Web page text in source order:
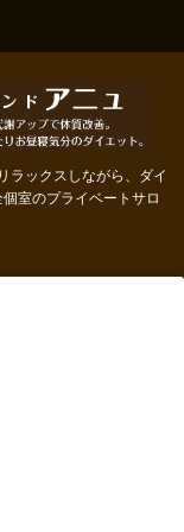
ラックスしながら、ダイ
室のプライベートサロ